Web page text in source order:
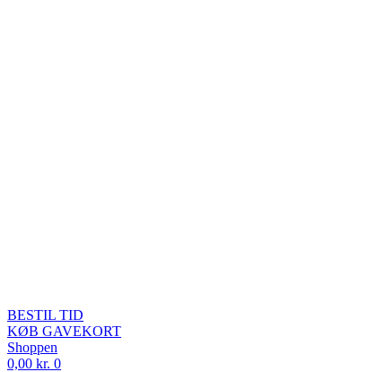
BESTIL TID
KØB GAVEKORT
Shoppen
0,00 kr. 0